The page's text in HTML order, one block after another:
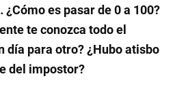
¿Cómo es pasar de 0 a 100?
te conozca todo el
día para otro? ¿Hubo atisbo
del impostor?